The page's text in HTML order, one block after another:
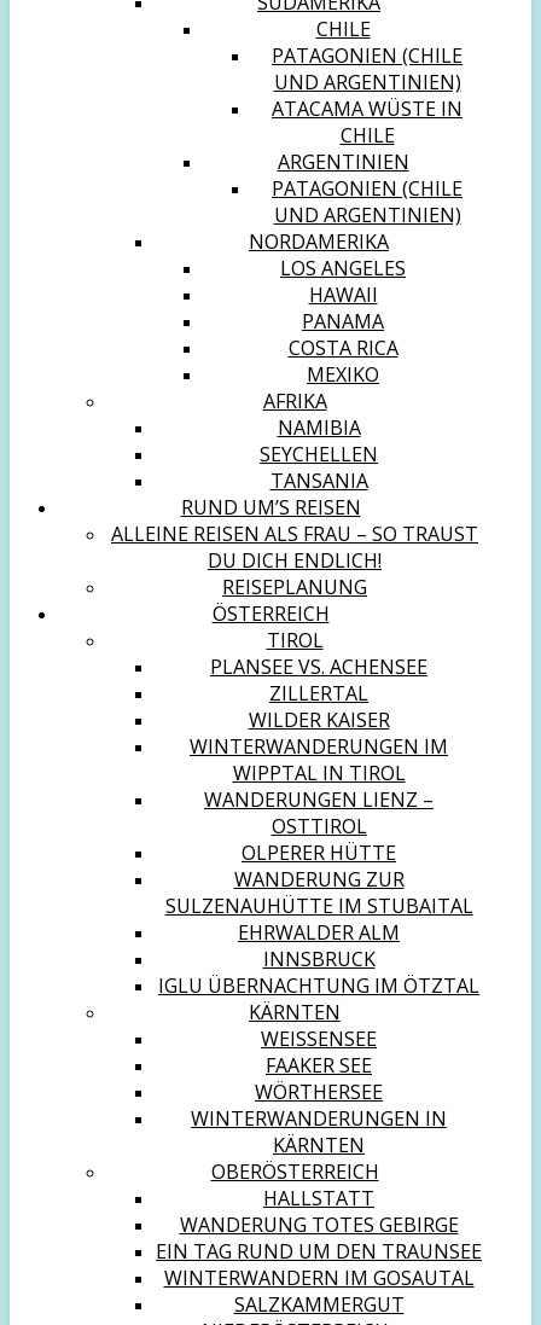
CHILE
PATAGONIEN (CHILE
UND ARGENTINIEN)
ATACAMA WÜSTE IN
CHILE
ARGENTINIEN
PATAGONIEN (CHILE
UND ARGENTINIEN)
NORDAMERIKA
LOS ANGELES
HAWAII
PANAMA
COSTA RICA
MEXIKO
AFRIKA
NAMIBIA
SEYCHELLEN
TANSANIA
RUND UM’S REISEN
ALLEINE REISEN ALS FRAU – SO TRAUST
DU DICH ENDLICH!
REISEPLANUNG
ÖSTERREICH
TIROL
PLANSEE VS. ACHENSEE
ZILLERTAL
WILDER KAISER
WINTERWANDERUNGEN IM
WIPPTAL IN TIROL
WANDERUNGEN LIENZ –
OSTTIROL
OLPERER HÜTTE
WANDERUNG ZUR
SULZENAUHÜTTE IM STUBAITAL
EHRWALDER ALM
INNSBRUCK
IGLU ÜBERNACHTUNG IM ÖTZTAL
KÄRNTEN
WEISSENSEE
FAAKER SEE
WÖRTHERSEE
WINTERWANDERUNGEN IN
KÄRNTEN
OBERÖSTERREICH
HALLSTATT
WANDERUNG TOTES GEBIRGE
EIN TAG RUND UM DEN TRAUNSEE
WINTERWANDERN IM GOSAUTAL
SALZKAMMERGUT